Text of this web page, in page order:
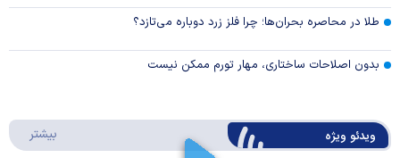
طلا در محاصره بحران‌ها؛ چرا فلز زرد دوباره می‌تازد؟
بدون اصلاحات ساختاری، مهار تورم ممکن نیست
ویدئو ویژه بیشتر